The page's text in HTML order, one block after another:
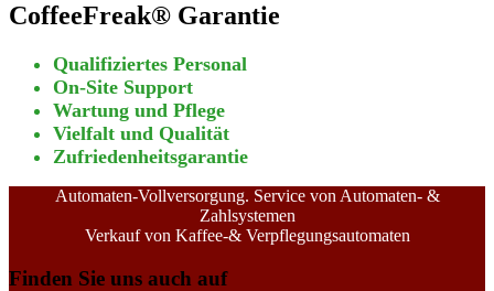
CoffeeFreak® Garantie
Qualifiziertes Personal
On-Site Support
Wartung und Pflege
Vielfalt und Qualität
Zufriedenheitsgarantie
Automaten-Vollversorgung. Service von Automaten- &
Zahlsystemen
Verkauf von Kaffee-& Verpflegungsautomaten
Finden Sie uns auch auf